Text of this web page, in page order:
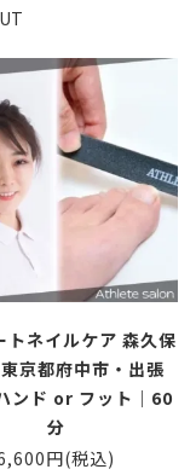
トネイルケア 森久保
京都府中市・出張
ンド or フット｜60
分
円(税込)